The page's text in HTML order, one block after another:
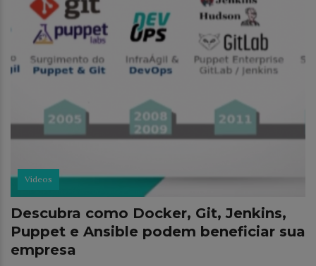
Vídeos
Descubra como Docker, Git, Jenkins,
Puppet e Ansible podem beneficiar sua
empresa